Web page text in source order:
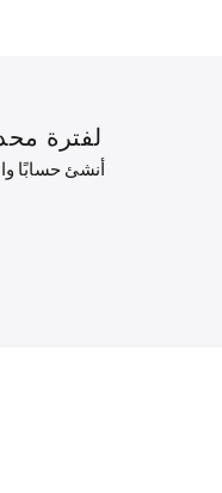
لفترة محدودة: احصل
أنشئ حسابًا